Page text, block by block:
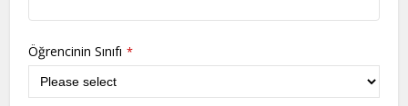
Öğrencinin Sınıfı *